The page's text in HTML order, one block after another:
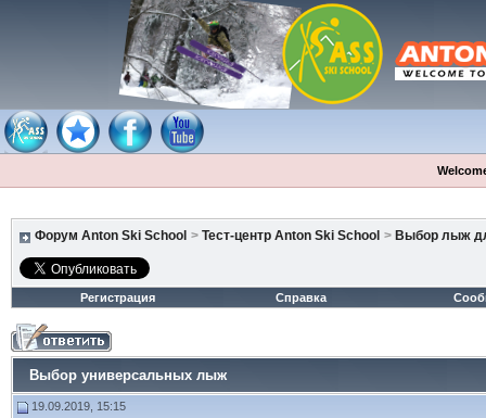
Форум Anton Ski School > Тест-центр Anton Ski School > Выбор лыж
Регистрация Справка
Выбор универсальных лыж
19.09.2019, 15:15